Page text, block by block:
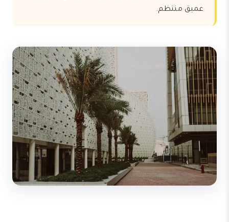
عميق منتظم.